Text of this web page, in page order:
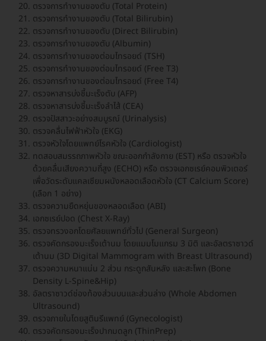
ตรวจการทำงานของตับ (Total Protein)
ตรวจการทำงานของตับ (Total Bilirubin)
ตรวจการทำงานของตับ (Direct Bilirubin)
ตรวจการทำงานของตับ (Albumin)
ตรวจการทำงานของต่อมไทรอยด์ (TSH)
ตรวจการทำงานของต่อมไทรอยด์ (Free T3)
ตรวจการทำงานของต่อมไทรอยด์ (Free T4)
ตรวจหาสารบ่งชี้มะเร็งตับ (AFP)
ตรวจหาสารบ่งชี้มะเร็งลำไส้ (CEA)
ตรวจปัสสาวะอย่างสมบูรณ์ (Urinalysis)
ตรวจคลื่นไฟฟ้าหัวใจ (EKG)
ตรวจหัวใจโดยแพทย์โรคหัวใจ (Cardiologist)
ทดสอบสมรรถภาพหัวใจ ขณะออกกำลังกาย (EST) หรือ ตรวจหัวใจ
ด้วยคลื่นเสียงความถี่สูง (ECHO) หรือ ตรวจเอกซเรย์คอมพิวเตอร์
เพื่อวัดระดับแคลเซียมผนังหลอดเลือดหัวใจ (CT Calcium Score)
(เลือก 1 อย่าง)
ตรวจความยืดหยุ่นของหลอดเลือด (ABI)
เอกซเรย์ปอด (Chest X-Ray)
ตรวจทรวงอกโดยศัลยแพทย์ทั่วไป (General Surgeon)
ตรวจคัดกรองมะเร็งเต้านม โดยแมมโมแกรม 3 มิติ และอัลตราซาวด์
เต้านม (3D Digital Mammogram with Breast Ultrasound)
ตรวจความหนาแน่น 2 ส่วน กระดูกสันหลัง และสะโพก (Bone
Density L-Spine&Hip)
อัลตราซาวด์ช่องท้องส่วนบนและส่วนล่าง (Whole Abdomen
Ultrasound)
ตรวจภายในโดยสูตินรีแพทย์ (Gynecologist)
ตรวจคัดกรองมะเร็งปากมดลูก (ThinPrep)